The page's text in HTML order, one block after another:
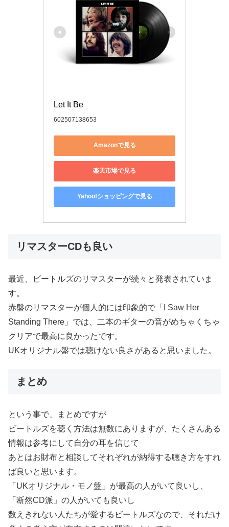
Let It Be
602507138653
Amazonで見る
楽天市場で見る
Yahoo!ショッピングで見る
リマスターCDも良い
最近、ビートルズのリマスターが続々と発表されていま
す。
赤盤のリマスターが個人的には印象的で「I Saw Her
Standing There」では、二本のギターの音がめちゃくちゃ
クリアで最高に良かったです。
UKオリジナル盤では聴けない良さがあると思いました。
まとめ
という事で、まとめですが
ビートルズを聴く方法は無数にありますが、たくさんある
情報は参考にして自分の耳を信じて
あとはお財布と相談してそれぞれが納得する聴き方をすれ
ば良いと思います。
「UKオリジナル・モノ盤」が最高の人がいて良いし、
「断然CD派」の人がいても良いし
数えきれない人たちが愛するビートルズなので、それだけ